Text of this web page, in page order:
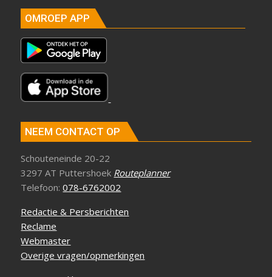
OMROEP APP
NEEM CONTACT OP
Schouteneinde 20-22
3297 AT Puttershoek Routeplanner
Telefoon:078-6762002
Redactie & Persberichten
Reclame
Webmaster
Overige vragen/opmerkingen